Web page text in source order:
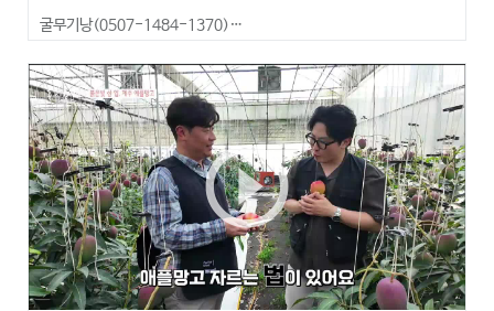
굴무기낭(0507-1484-1370)
play_circle_outline